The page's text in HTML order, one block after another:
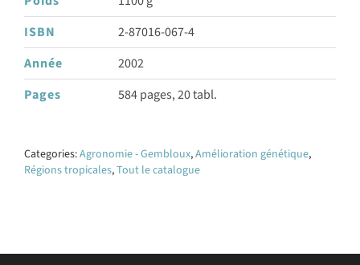
ISBN
2-87016-067-4
Année
2002
Pages
584 pages, 20 tabl.
Categories:Agronomie - Gembloux,Amélioration génétique,
Régions tropicales,Tout le catalogue